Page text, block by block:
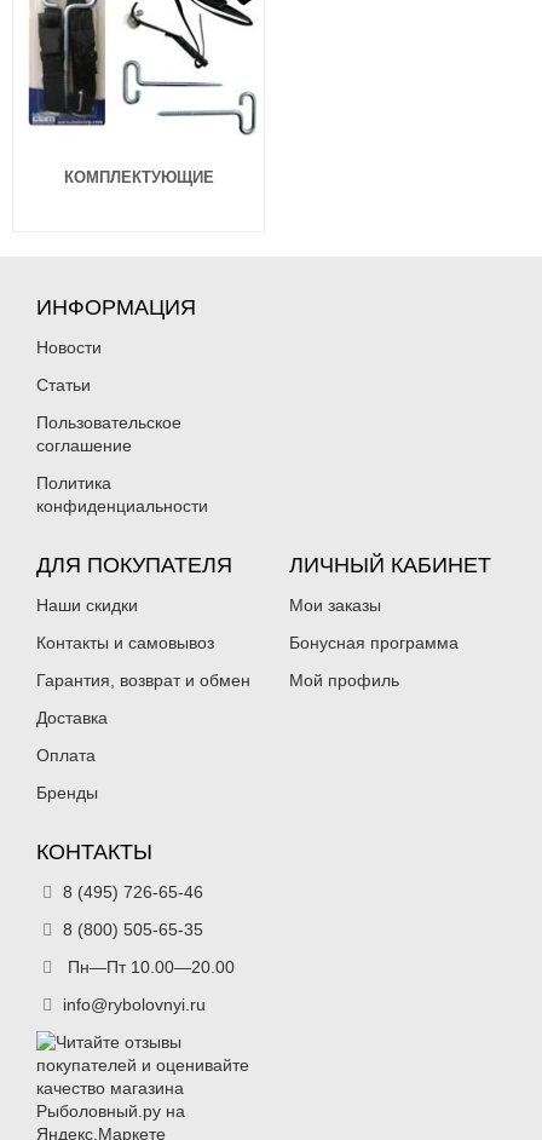
КОМПЛЕКТУЮЩИЕ
ИНФОРМАЦИЯ
Новости
Статьи
Пользовательское
соглашение
Политика
конфиденциальности
ДЛЯ ПОКУПАТЕЛЯ
Наши скидки
Контакты и самовывоз
Гарантия, возврат и обмен
Доставка
Оплата
Бренды
ЛИЧНЫЙ КАБИНЕТ
Мои заказы
Бонусная программа
Мой профиль
КОНТАКТЫ
8 (495) 726-65-46
8 (800) 505-65-35
Пн—Пт 10.00—20.00
info@rybolovnyi.ru